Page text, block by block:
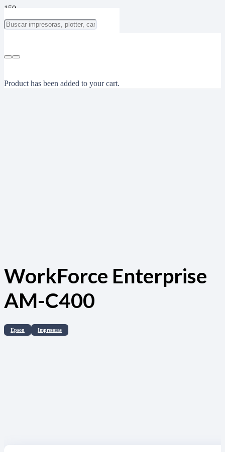
Product has been added to your cart.
WorkForce Enterprise
AM-C400
Epson Impresoras